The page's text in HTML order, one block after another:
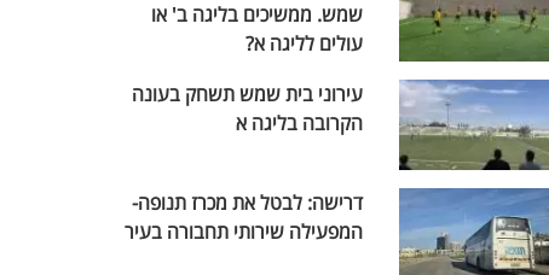
שמש. ממשיכים בליגה ב' או
עולים לליגה א?
עירוני בית שמש תשחק בעונה
הקרובה בליגה א
דרישה: לבטל את מכרז תנופה-
המפעילה שירותי תחבורה בעיר